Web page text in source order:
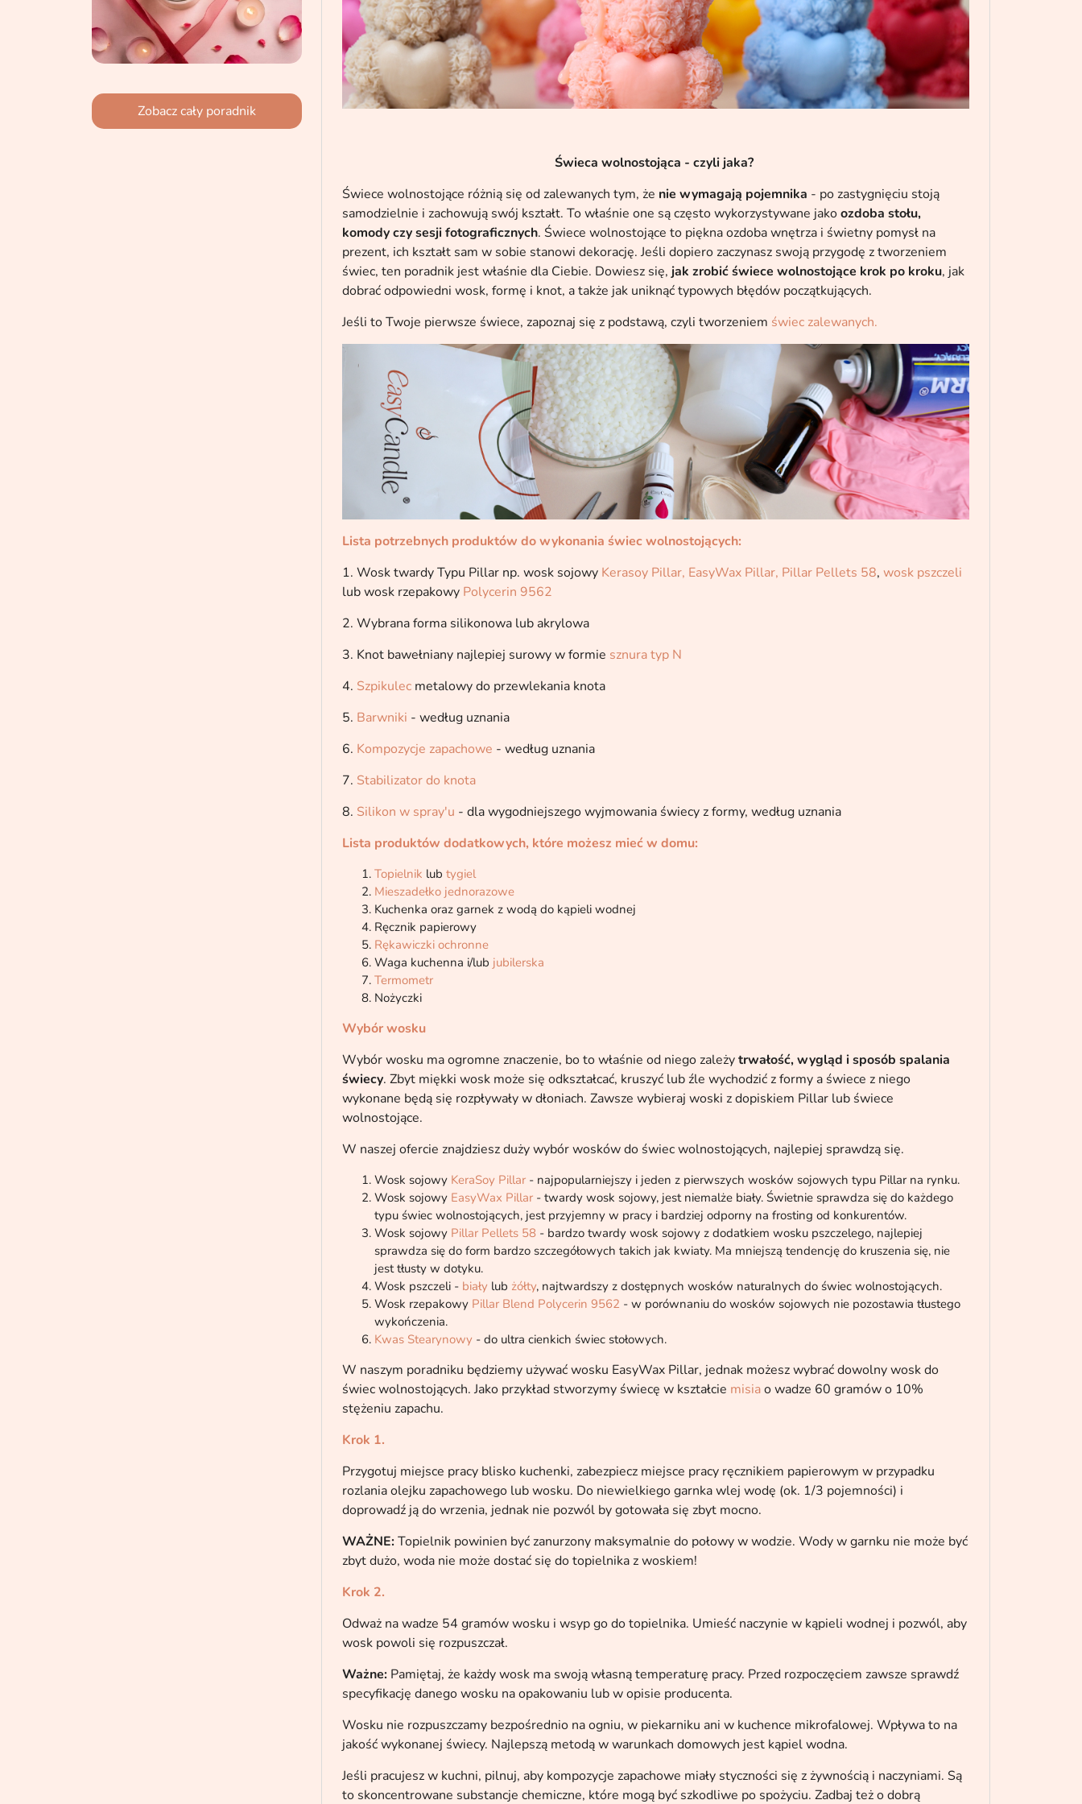
Zobacz cały poradnik
Świeca wolnostojąca - czyli jaka?
Świece wolnostojące różnią się od zalewanych tym, że nie wymagają pojemnika - po zastygnięciu stoją
samodzielnie i zachowują swój kształt. To właśnie one są często wykorzystywane jakoozdoba stołu,
komody czy sesji fotograficznych. Świece wolnostojące to piękna ozdoba wnętrza i świetny pomysł na
prezent, ich kształt sam w sobie stanowi dekorację. Jeśli dopiero zaczynasz swoją przygodę z tworzeniem
świec, ten poradnik jest właśnie dla Ciebie. Dowiesz się, jak zrobić świece wolnostojące krok po kroku, jak
dobrać odpowiedni wosk, formę i knot, a także jak uniknąć typowych błędów początkujących.
Jeśli to Twoje pierwsze świece, zapoznaj się z podstawą, czyli tworzeniem świec zalewanych.
Lista potrzebnych produktów do wykonania świec wolnostojących:
1. Wosk twardy Typu Pillar np. wosk sojowy Kerasoy Pillar, EasyWax Pillar, Pillar Pellets 58, wosk pszczeli
lub wosk rzepakowy Polycerin 9562
2. Wybrana forma silikonowa lub akrylowa
3. Knot bawełniany najlepiej surowy w formie sznura typ N
4. Szpikulec metalowy do przewlekania knota
5. Barwniki - według uznania
6. Kompozycje zapachowe - według uznania
7. Stabilizator do knota
8. Silikon w spray'u - dla wygodniejszego wyjmowania świecy z formy, według uznania
Lista produktów dodatkowych, które możesz mieć w domu:
Topielnik lub tygiel
Mieszadełko jednorazowe
Kuchenka oraz garnek z wodą do kąpieli wodnej
Ręcznik papierowy
Rękawiczki ochronne
Waga kuchenna i/lub jubilerska
Termometr
Nożyczki
Wybór wosku
Wybór wosku ma ogromne znaczenie, bo to właśnie od niego zależytrwałość, wygląd i sposób spalania
świecy. Zbyt miękki wosk może się odkształcać, kruszyć lub źle wychodzić z formy a świece z niego
wykonane będą się rozpływały w dłoniach. Zawsze wybieraj woski z dopiskiem Pillar lub świece
wolnostojące.
W naszej ofercie znajdziesz duży wybór wosków do świec wolnostojących, najlepiej sprawdzą się.
Wosk sojowy KeraSoy Pillar - najpopularniejszy i jeden z pierwszych wosków sojowych typu Pillar na rynku.
Wosk sojowy EasyWax Pillar - twardy wosk sojowy, jest niemalże biały. Świetnie sprawdza się do każdego
typu świec wolnostojących, jest przyjemny w pracy i bardziej odporny na frosting od konkurentów.
Wosk sojowy Pillar Pellets 58 - bardzo twardy wosk sojowy z dodatkiem wosku pszczelego, najlepiej
sprawdza się do form bardzo szczegółowych takich jak kwiaty. Ma mniejszą tendencję do kruszenia się, nie
jest tłusty w dotyku.
Wosk pszczeli - biały lub żółty, najtwardszy z dostępnych wosków naturalnych do świec wolnostojących.
Wosk rzepakowy Pillar Blend Polycerin 9562 - w porównaniu do wosków sojowych nie pozostawia tłustego
wykończenia.
Kwas Stearynowy - do ultra cienkich świec stołowych.
W naszym poradniku będziemy używać wosku EasyWax Pillar, jednak możesz wybrać dowolny wosk do
świec wolnostojących. Jako przykład stworzymy świecę w kształcie misiao wadze 60 gramów o 10%
stężeniu zapachu.
Krok 1.
Przygotuj miejsce pracy blisko kuchenki, zabezpiecz miejsce pracy ręcznikiem papierowym w przypadku
rozlania olejku zapachowego lub wosku. Do niewielkiego garnka wlej wodę (ok. 1/3 pojemności) i
doprowadź ją do wrzenia, jednak nie pozwól by gotowała się zbyt mocno.
WAŻNE:Topielnik powinien być zanurzony maksymalnie do połowy w wodzie. Wody w garnku nie może być
zbyt dużo, woda nie może dostać się do topielnika z woskiem!
Krok 2.
Odważ na wadze 54 gramów wosku i wsyp go do topielnika. Umieść naczynie w kąpieli wodnej i pozwól, aby
wosk powoli się rozpuszczał.
Ważne: Pamiętaj, że każdy wosk ma swoją własną temperaturę pracy. Przed rozpoczęciem zawsze sprawdź
specyfikację danego wosku na opakowaniu lub w opisie producenta.
Wosku nie rozpuszczamy bezpośrednio na ogniu, w piekarniku ani w kuchence mikrofalowej. Wpływa to na
jakość wykonanej świecy. Najlepszą metodą w warunkach domowych jest kąpiel wodna.
Jeśli pracujesz w kuchni, pilnuj, aby kompozycje zapachowe miały styczności się z żywnością i naczyniami. Są
to skoncentrowane substancje chemiczne, które mogą być szkodliwe po spożyciu. Zadbaj też o dobrą